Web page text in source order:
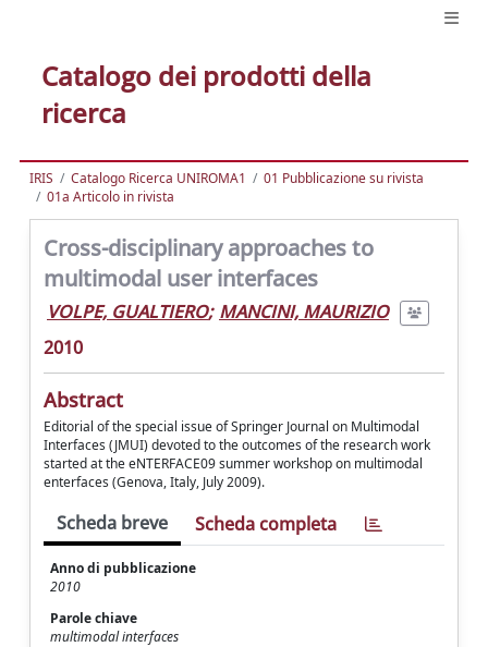
Catalogo dei prodotti della
ricerca
IRIS Catalogo Ricerca UNIROMA1
01 Pubblicazione su rivista
01a Articolo in rivista
Cross-disciplinary approaches to
multimodal user interfaces
VOLPE, GUALTIERO; MANCINI, MAURIZIO
2010
Abstract
Editorial of the special issue of Springer Journal on Multimodal
Interfaces (JMUI) devoted to the outcomes of the research work
started at the eNTERFACE09 summer workshop on multimodal
enterfaces (Genova, Italy, July 2009).
Scheda breve Scheda completa
Anno di pubblicazione
2010
Parole chiave
multimodal interfaces